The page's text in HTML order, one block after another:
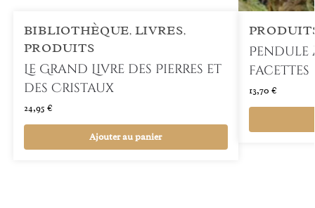
BIBLIOTHÈQUE, LIVRES,
PRODUITS
Le Grand Livre des Pierres et
des Cristaux
24,95 €
Ajouter au panier
Pendule
facettes
13,70 €